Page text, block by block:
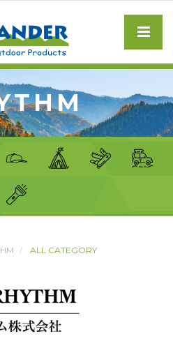
ALL CATEGORY